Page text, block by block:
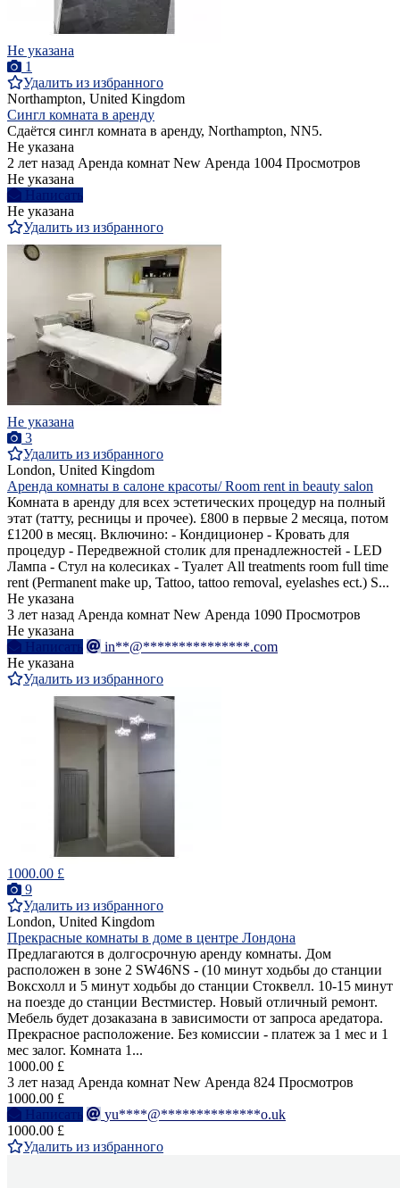
Не указана
1
Удалить из избранного
Northampton, United Kingdom
Сингл комната в аренду
Сдаётся сингл комната в аренду, Northampton, NN5.
Не указана
2 лет назад Аренда комнат New Аренда 1004 Просмотров
Не указана
Написать
Не указана
Удалить из избранного
Не указана
3
Удалить из избранного
London, United Kingdom
Аренда комнаты в салоне красоты/ Room rent in beauty salon
Комната в аренду для всех эстетических процедур на полный
этат (татту, ресницы и прочее). £800 в первые 2 месяца, потом
£1200 в месяц. Включино: - Кондиционер - Кровать для
процедур - Передвежной столик для пренадлежностей - LED
Лампа - Стул на колесиках - Туалет All treatments room full time
rent (Permanent make up, Tattoo, tattoo removal, eyelashes ect.) S...
Не указана
3 лет назад Аренда комнат New Аренда 1090 Просмотров
Не указана
Написать
in**@***************.com
Не указана
Удалить из избранного
1000.00 £
9
Удалить из избранного
London, United Kingdom
Прекрасные комнаты в доме в центре Лондона
Предлагаются в долгосрочную аренду комнаты. Дом
расположен в зоне 2 SW46NS - (10 минут ходьбы до станции
Воксхолл и 5 минут ходьбы до станции Стоквелл. 10-15 минут
на поезде до станции Вестмистер. Новый отличный ремонт.
Мебель будет дозаказана в зависимости от запроса аредатора.
Прекрасное расположение. Без комиссии - платеж за 1 мес и 1
мес залог. Комната 1...
1000.00 £
3 лет назад Аренда комнат New Аренда 824 Просмотров
1000.00 £
Написать
yu****@**************o.uk
1000.00 £
Удалить из избранного